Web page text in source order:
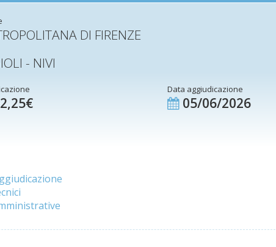
DI FIRENZE
- NIVI
Data aggiudicazione
05/06/2026